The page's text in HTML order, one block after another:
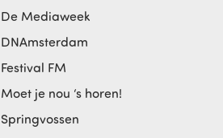
De Mediaweek
DNAmsterdam
Festival FM
Moet je nou ‘s horen!
Springvossen